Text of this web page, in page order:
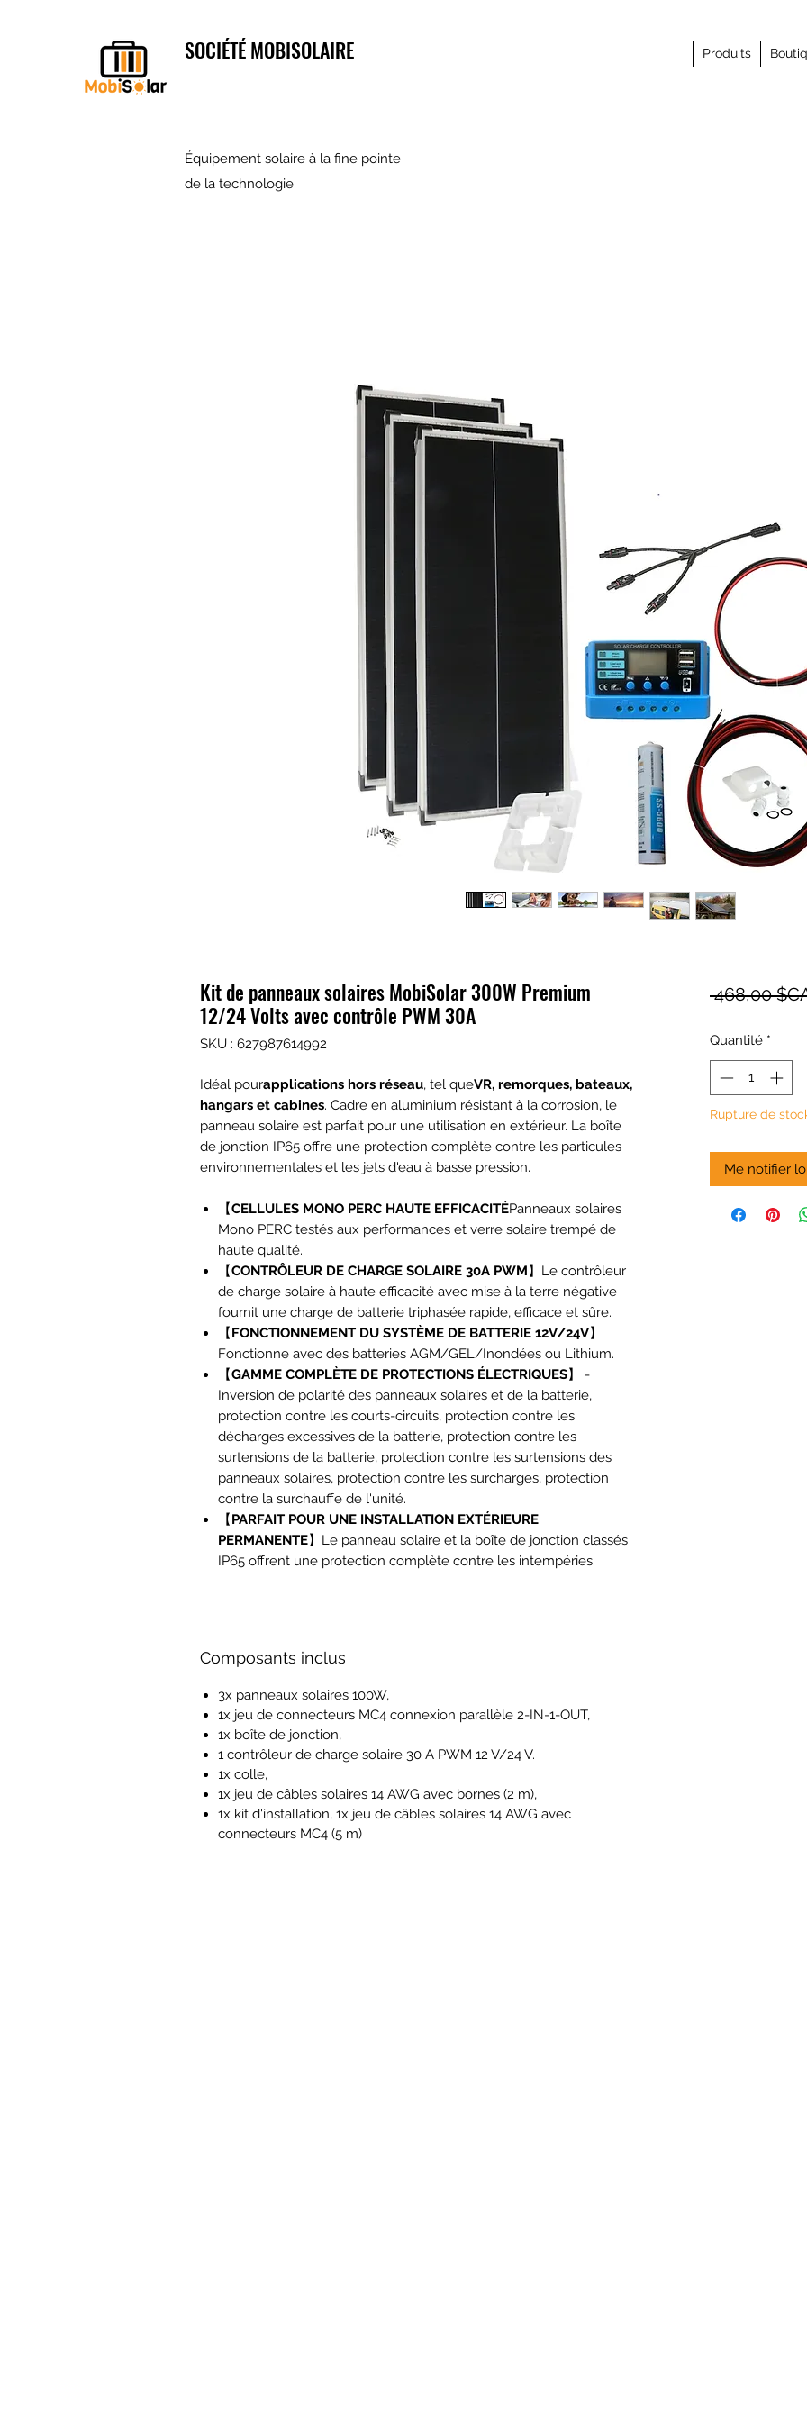
SOCIÉTÉ MOBISOLAIRE
Équipement solaire à la fine pointe
de la technologie
Produits
Kit de panneaux solaires MobiSolar 300W Premium
12/24 Volts avec contrôle PWM 30A
SKU : 627987614992
Idéal pourapplications hors réseau, tel queVR, remorques, bateaux,
hangars et cabines. Cadre en aluminium résistant à la corrosion, le
panneau solaire est parfait pour une utilisation en extérieur. La boîte
de jonction IP65 offre une protection complète contre les particules
environnementales et les jets d'eau à basse pression.
【CELLULES MONO PERC HAUTE EFFICACITÉPanneaux solaires
Mono PERC testés aux performances et verre solaire trempé de
haute qualité.
【CONTRÔLEUR DE CHARGE SOLAIRE 30A PWM】Le contrôleur
de charge solaire à haute efficacité avec mise à la terre négative
fournit une charge de batterie triphasée rapide, efficace et sûre.
【FONCTIONNEMENT DU SYSTÈME DE BATTERIE 12V/24V】
Fonctionne avec des batteries AGM/GEL/Inondées ou Lithium.
【GAMME COMPLÈTE DE PROTECTIONS ÉLECTRIQUES】 -
Inversion de polarité des panneaux solaires et de la batterie,
protection contre les courts-circuits, protection contre les
décharges excessives de la batterie, protection contre les
surtensions de la batterie, protection contre les surtensions des
panneaux solaires, protection contre les surcharges, protection
contre la surchauffe de l'unité.
【PARFAIT POUR UNE INSTALLATION EXTÉRIEURE
PERMANENTE】Le panneau solaire et la boîte de jonction classés
IP65 offrent une protection complète contre les intempéries.
Composants inclus
3x panneaux solaires 100W,
1x jeu de connecteurs MC4 connexion parallèle 2-IN-1-OUT,
1x boîte de jonction,
1 contrôleur de charge solaire 30 A PWM 12 V/24 V.
1x colle,
1x jeu de câbles solaires 14 AWG avec bornes (2 m),
1x kit d'installation, 1x jeu de câbles solaires 14 AWG avec
connecteurs MC4 (5 m)
468,00
Quantité *
Rupture de
Me notifier